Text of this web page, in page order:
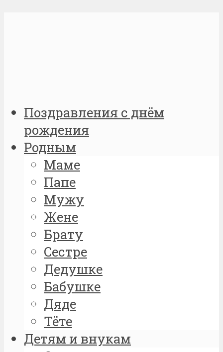
Поздравления с днём
рождения
Родным
Маме
Папе
Мужу
Жене
Брату
Сестре
Дедушке
Бабушке
Дяде
Тёте
Детям и внукам